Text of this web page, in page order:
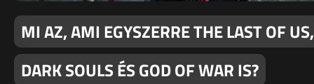
MI AZ, AMI EGYSZERRE THE LAST OF US,
DARK SOULS ÉS GOD OF WAR IS?